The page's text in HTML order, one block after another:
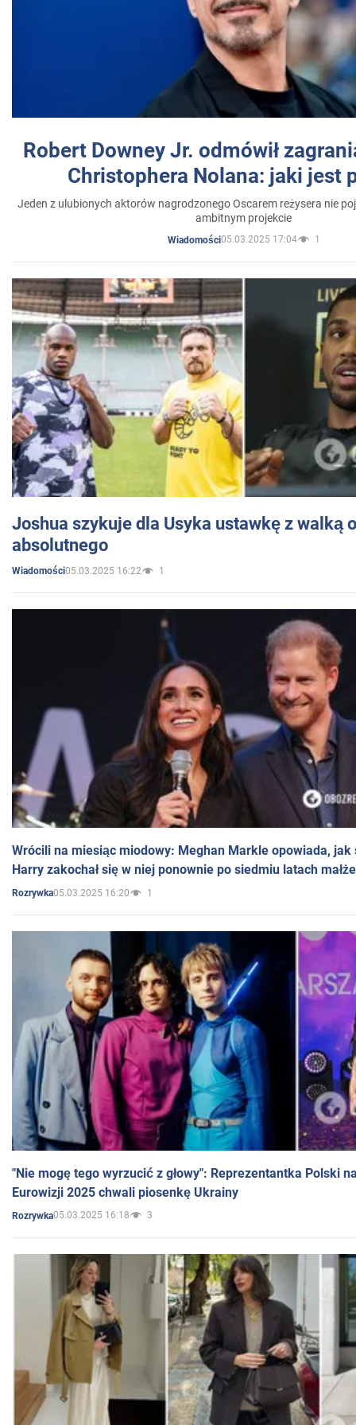
Robert Downey Jr. odmówił
Christophera Nolana: jaki jest
Jeden z ulubionych aktorów nagrodzonego Oscarem reżysera nie
ambitnym projekcie
Wiadomości05.03.2025 17:04 1
Joshua szykuje dla Usyka ustawkę z walką
absolutnego
Wiadomości05.03.2025 16:22 1
Wrócili na miesiąc miodowy: Meghan Markle opowiada, jak
Harry zakochał się w niej ponownie po siedmiu latach
Rozrywka05.03.2025 16:20 1
"Nie mogę tego wyrzucić z głowy": Reprezentantka Polski
Eurowizji 2025 chwali piosenkę Ukrainy
Rozrywka05.03.2025 16:18 3